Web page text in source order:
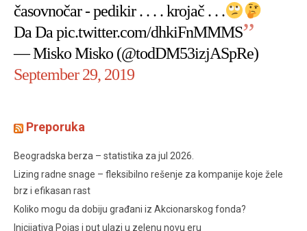
časovnočar - pedikir . . . . krojač . . .
Da Dapic.twitter.com/dhkiFnMMMS
— Misko Misko (@todDM53izjASpRe)
September 29, 2019
Preporuka
Beogradska berza – statistika za jul 2026.
Lizing radne snage – fleksibilno rešenje za kompanije koje žele
brz i efikasan rast
Koliko mogu da dobiju građani iz Akcionarskog fonda?
Inicijativa Pojas i put ulazi u zelenu novu eru